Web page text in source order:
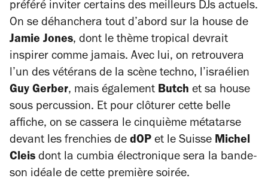
préféré inviter certains des meilleurs DJs actuels.
On se déhanchera tout d’abord sur la house de
Jamie Jones, dont le thème tropical devrait
inspirer comme jamais. Avec lui, on retrouvera
l’un des vétérans de la scène techno, l’israélien
Guy Gerber, mais également Butch et sa house
sous percussion. Et pour clôturer cette belle
affiche, on se cassera le cinquième métatarse
devant les frenchies de dOP et le Suisse Michel
Cleis dont la cumbia électronique sera la bande-
son idéale de cette première soirée.